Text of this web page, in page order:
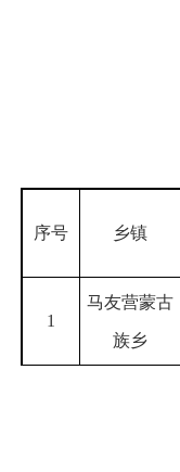
序号 乡镇
1
马友营蒙古
族乡